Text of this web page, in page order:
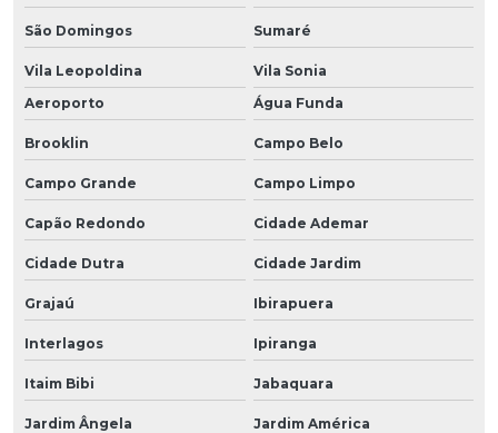
São Domingos Sumaré
Vila Leopoldina
Vila Sonia
Aeroporto
Água Funda
Brooklin Campo Belo
Campo Grande Campo Limpo
Capão Redondo Cidade Ademar
Cidade Dutra Cidade Jardim
Grajaú Ibirapuera
Interlagos Ipiranga
Itaim Bibi Jabaquara
Jardim Ângela Jardim América